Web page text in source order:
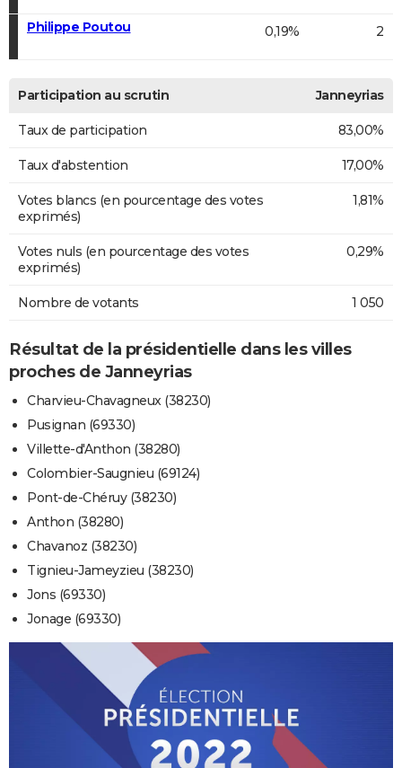
Philippe Poutou 0,19% 2
Participation au scrutin Janneyrias
Taux de participation 83,00%
Taux d'abstention 17,00%
Votes blancs (en pourcentage des votes
exprimés)
1,81%
Votes nuls (en pourcentage des votes
exprimés)
0,29%
Nombre de votants 1 050
Résultat de la présidentielle dans les villes
proches de Janneyrias
Charvieu-Chavagneux (38230)
Pusignan (69330)
Villette-d'Anthon (38280)
Colombier-Saugnieu (69124)
Pont-de-Chéruy (38230)
Anthon (38280)
Chavanoz (38230)
Tignieu-Jameyzieu (38230)
Jons (69330)
Jonage (69330)